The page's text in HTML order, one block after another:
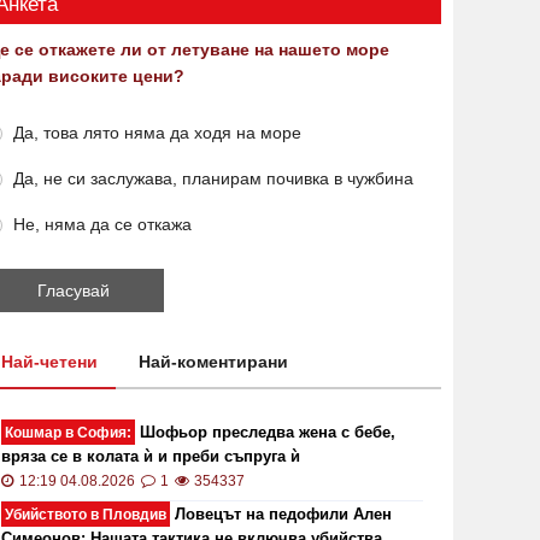
се откажете ли от летуване на нашето море
високите цени?
Да, това лято няма да ходя на море
Да, не си заслужава, планирам почивка в чужбина
Не, няма да се откажа
Най-четени Най-коментирани
Кошмар в София:
Шофьор преследва жена с бебе,
вряза се в колата ѝ и преби съпруга ѝ
12:19 04.08.2026 1
354337
Убийството в Пловдив Ловецът на педофили Ален